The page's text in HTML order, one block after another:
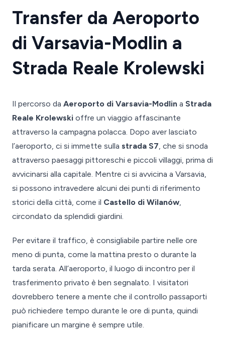
Transfer da Aeroporto
di Varsavia-Modlin a
Strada Reale Krolewski
Il percorso da Aeroporto di Varsavia-Modlin a Strada
Reale Krolewski offre un viaggio affascinante
attraverso la campagna polacca. Dopo aver lasciato
l’aeroporto, ci si immette sulla strada S7, che si snoda
attraverso paesaggi pittoreschi e piccoli villaggi, prima di
avvicinarsi alla capitale. Mentre ci si avvicina a Varsavia,
si possono intravedere alcuni dei punti di riferimento
storici della città, come il Castello di Wilanów,
circondato da splendidi giardini.
Per evitare il traffico, è consigliabile partire nelle ore
meno di punta, come la mattina presto o durante la
tarda serata. All’aeroporto, il luogo di incontro per il
trasferimento privato è ben segnalato. I visitatori
dovrebbero tenere a mente che il controllo passaporti
può richiedere tempo durante le ore di punta, quindi
pianificare un margine è sempre utile.